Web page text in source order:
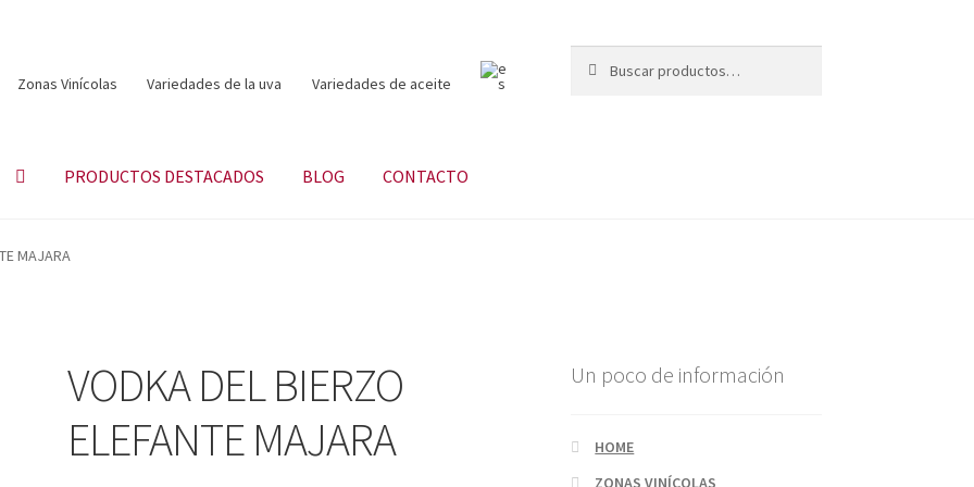
Zonas Vinícolas Variedades de la uva Variedades de aceite
PRODUCTOS DESTACADOS BLOG CONTACTO
MAJARA
VODKA DEL BIERZO
ELEFANTE MAJARA
Un poco de información
HOME
ZONAS VINÍCOLAS